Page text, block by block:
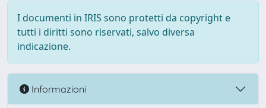
I documenti in IRIS sono protetti da copyright e
tutti i diritti sono riservati, salvo diversa
indicazione.
Informazioni